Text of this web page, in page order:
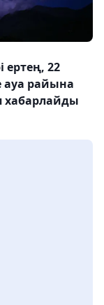
ертең, 22
ауа райына
хабарлайды